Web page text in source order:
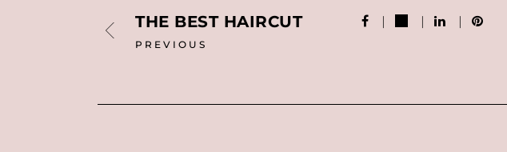
THE BEST HAIRCUT
PREVIOUS